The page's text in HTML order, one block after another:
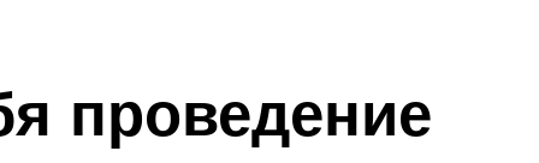
проведение